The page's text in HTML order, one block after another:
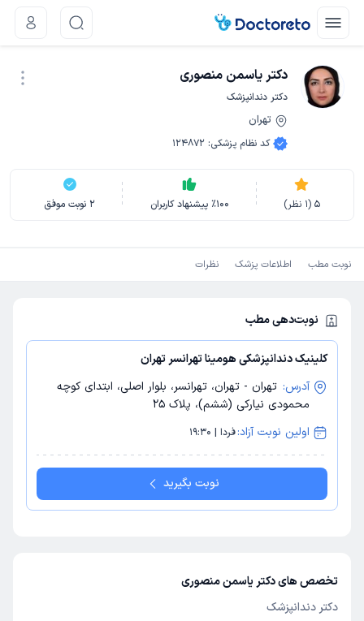
دکتر یاسمن منصوری
دکتر دندانپزشک
تهران
کد نظام پزشکی:
124872
5
(
1 نظر) ٪100 پیشنهاد کاربران 2 نوبت موفق
نوبت مطب اطلاعات پزشک نظرات
نوبت‌دهی مطب
کلینیک دندانپزشکی هومینا تهرانسر تهران
آدرس: تهران - تهران، تهرانسر، بلوار اصلی، ابتدای کوچه
محمودی نیارکی (ششم)، پلاک 25
اولین نوبت آزاد:فردا | 19:30
نوبت بگیرید
تخصص های دکتر یاسمن منصوری
دکتر دندانپزشک